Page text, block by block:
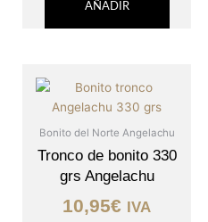
AÑADIR
Bonito del Norte Angelachu
Tronco de bonito 330
grs Angelachu
10,95€
IVA